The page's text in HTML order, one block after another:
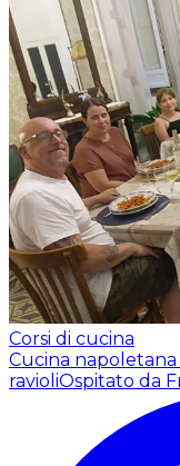
Corsi di cucina
Cucina
ravioliOspitato da